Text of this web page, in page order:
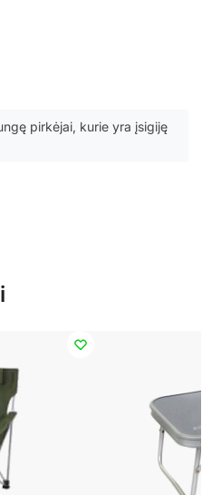
pirkėjai, kurie yra įsigiję